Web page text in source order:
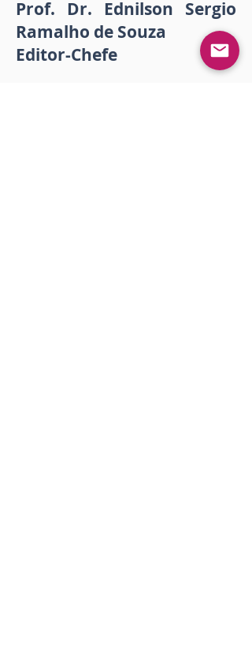
Prof. Dr. Ednilson Sergio
Ramalho de Souza
Editor-Chefe